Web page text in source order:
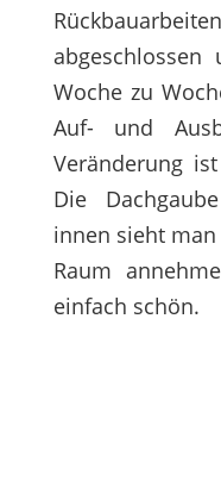
Woche zu
Auf- und
Veränderung
Die
innen sieht
Raum
einfach schön.